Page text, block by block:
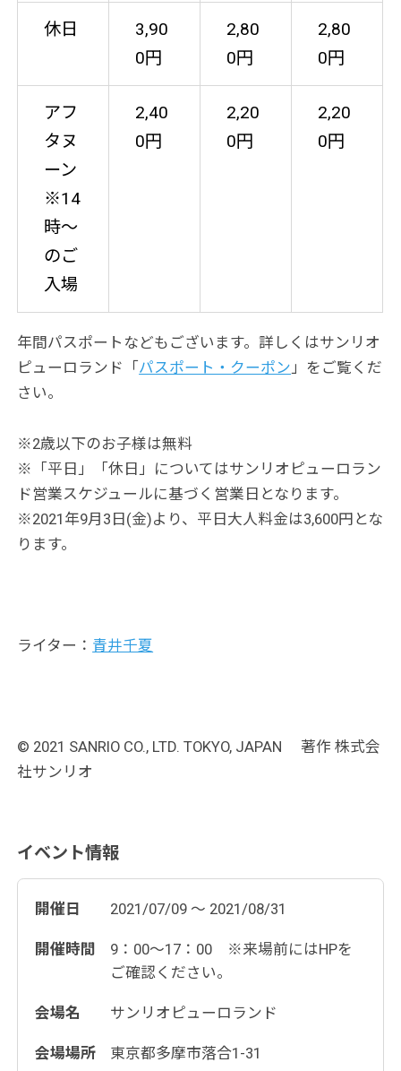
休日
3,90
0円
2,80
0円
2,80
0円
アフ
タヌ
ーン
※14
時～
のご
入場
2,40
0円
2,20
0円
2,20
0円
年間パスポートなどもございます。詳しくはサンリオ
ピューロランド「 パスポート・クーポン」をご覧くだ
さい。
※2歳以下のお子様は無料
※「平日」「休日」についてはサンリオピューロラン
ド営業スケジュールに基づく営業日となります。
※2021年9月3日(金)より、平日大人料金は3,600円とな
ります。
ライター： 青井千夏
© 2021 SANRIO CO., LTD. TOKYO, JAPAN 著作 株式会
社サンリオ
イベント情報
開催日 2021/07/09 ～ 2021/08/31
開催時間
9：00～17：00 ※来場前にはHPを
ご確認ください。
会場名 サンリオピューロランド
会場場所 東京都多摩市落合1-31